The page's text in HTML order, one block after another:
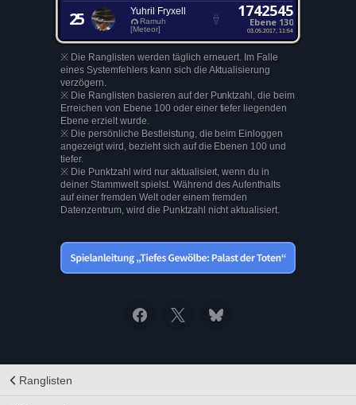
25 Yuhril Fryxell
Ramuh
[Meteor]
1742545
Ebene 130
03.05.2017, 11:54
※ Die Ranglisten werden täglich erneuert. Im Falle
eines Systemfehlers kann sich die Aktualisierung
verzögern.
※ Die Ranglisten basieren auf der Punktzahl, die beim
Erreichen von Ebene 100 oder einer tiefer liegenden
Ebene erzielt wurde.
※ Die persönliche Bestleistung, die beim Einloggen
angezeigt wird, bezieht sich auf die Ebenen 100 und
tiefer.
※ Die Punktzahl wird nur aktualisiert, wenn du in
deiner Stammwelt spielst. Während des Aufenthalts
auf einer fremden Welt oder einem fremden
Datenzentrum, wird die Punktzahl nicht aktualisiert.
Ranglisten